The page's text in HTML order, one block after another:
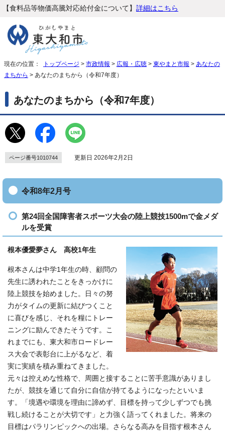
【食料品等物価高騰対応給付金について】 詳細はこちら
現在の位置： トップページ > 市政情報 > 広報・広聴 > 東やまと市報 > あなたの
まちから > あなたのまちから（令和7年度）
あなたのまちから（令和7年度）
ページ番号1010744 更新日 2026年2月2日
令和8年2月号
第24回全国障害者スポーツ大会の陸上競技1500mで金メダ
ルを受賞
根本優愛夢さん 高校1年生
根本さんは中学1年生の時、顧問の
先生に誘われたことをきっかけに
陸上競技を始めました。日々の努
力がタイムの更新に結びつくこと
に喜びを感じ、それを糧にトレー
ニングに励んできたそうです。こ
れまでにも、東大和市ロードレー
ス大会で表彰台に上がるなど、着
実に実績を積み重ねてきました。
元々は控えめな性格で、周囲と接することに苦手意識がありまし
たが、競技を通じて自分に自信が持てるようになったといいま
す。「境遇や環境を理由に諦めず、目標を持って少しずつでも挑
戦し続けることが大切です」と力強く語ってくれました。将来の
目標はパラリンピックへの出場。さらなる高みを目指す根本さん